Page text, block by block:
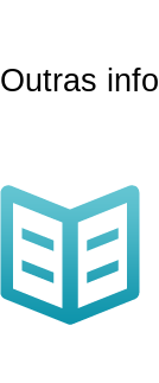
Outras